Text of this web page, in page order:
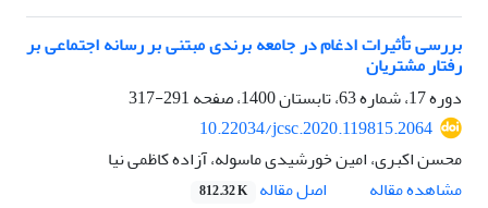
بررسی تأثیرات ادغام در جامعه برندی مبتنی بر رسانه‌ اجتماعی بر
رفتار مشتریان
دوره 17، شماره 63، تابستان 1400، صفحه
291-317
10.22034/jcsc.2020.119815.2064
محسن اکبری، امین خورشیدی ماسوله، آزاده کاظمی نیا
مشاهده مقاله
اصل مقاله 812.32 K